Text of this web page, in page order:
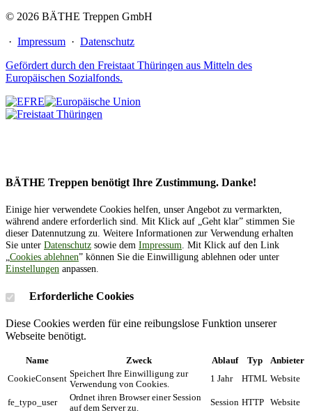
© 2026 BÄTHE Treppen GmbH
· Impressum · Datenschutz
Gefördert durch den Freistaat Thüringen aus Mitteln des
Europäischen Sozialfonds.
BÄTHE Treppen benötigt Ihre Zustimmung. Danke!
Einige hier verwendete Cookies helfen, unser Angebot zu vermarkten,
während andere erforderlich sind. Mit Klick auf „Geht klar” stimmen Sie
dieser Datennutzung zu. Weitere Informationen zur Verwendung erhalten
Sie unter Datenschutz sowie dem Impressum. Mit Klick auf den Link
„Cookies ablehnen” können Sie die Einwilligung ablehnen oder unter
Einstellungen anpassen.
Erforderliche Cookies
Diese Cookies werden für eine reibungslose Funktion unserer
Webseite benötigt.
Name Zweck Ablauf Typ
Anbieter
CookieConsent Speichert Ihre Einwilligung zur
Verwendung von Cookies.
1 Jahr HTML Website
fe_typo_user
Ordnet ihren Browser einer Session
auf dem Server zu.
Session HTTP Website